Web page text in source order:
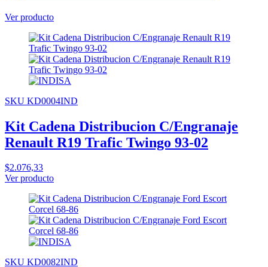
Ver producto
SKU KD0004IND
Kit Cadena Distribucion C/Engranaje
Renault R19 Trafic Twingo 93-02
$2.076,33
Ver producto
SKU KD0082IND